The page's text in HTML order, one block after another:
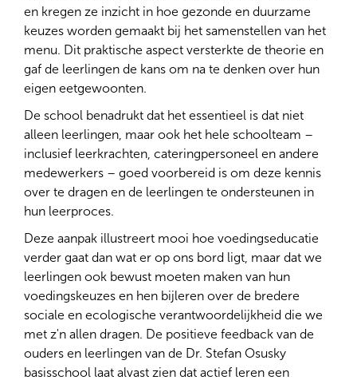
en kregen ze inzicht in hoe gezonde en duurzame
keuzes worden gemaakt bij het samenstellen van het
menu. Dit praktische aspect versterkte de theorie en
gaf de leerlingen de kans om na te denken over hun
eigen eetgewoonten.
De school benadrukt dat het essentieel is dat niet
alleen leerlingen, maar ook het hele schoolteam –
inclusief leerkrachten, cateringpersoneel en andere
medewerkers – goed voorbereid is om deze kennis
over te dragen en de leerlingen te ondersteunen in
hun leerproces.
Deze aanpak illustreert mooi hoe voedingseducatie
verder gaat dan wat er op ons bord ligt, maar dat we
leerlingen ook bewust moeten maken van hun
voedingskeuzes en hen bijleren over de bredere
sociale en ecologische verantwoordelijkheid die we
met z'n allen dragen. De positieve feedback van de
ouders en leerlingen van de Dr. Stefan Osusky
basisschool laat alvast zien dat actief leren een